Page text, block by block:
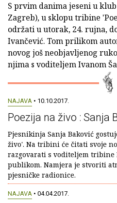
S prvim danima jeseni u
Zagreb), u sklopu tribine
održati u utorak, 24. rujna,
Ivančević. Tom prilikom
novog još neobjavljenog
njima s voditeljem Ivanom
NAJAVA • 10.10.2017.
Poezija na živo : Sanja
Pjesnikinja Sanja Baković
živo'. Na tribini će čitati svoje
razgovarati s voditeljem tribine
publikom. Namjera je stvoriti
pjesničke radionice.
NAJAVA • 04.04.2017.